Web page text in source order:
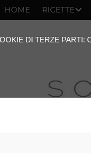
HOME RICETTE
DI TERZE PARTI: